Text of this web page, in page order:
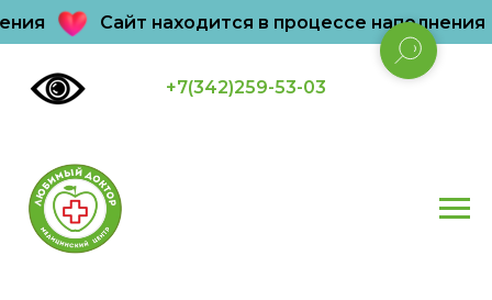
Сайт находится в процессе наполнения
+7(342)259-53-03